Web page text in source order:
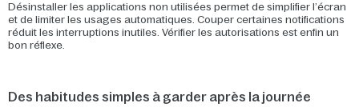
Désinstaller les applications non utilisées permet de simplifier l’écran
et de limiter les usages automatiques. Couper certaines notifications
réduit les interruptions inutiles. Vérifier les autorisations est enfin un
bon réflexe.
Des habitudes simples à garder après la journée